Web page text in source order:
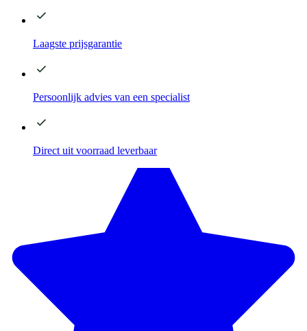
Laagste prijsgarantie
Persoonlijk advies van een specialist
Direct uit voorraad leverbaar